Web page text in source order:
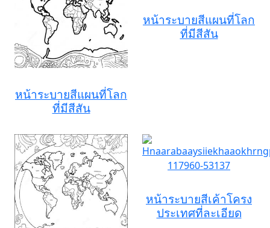
หน้าระบายสีแผนที่โลก
ที่มีสีสัน
หน้าระบายสีแผนที่โลก
ที่มีสีสัน
หน้าระบายสีเค้าโครง
ประเทศที่ละเอียด